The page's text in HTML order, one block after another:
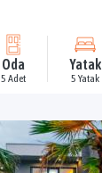
Oda
5 Adet
Yatak
5 Yatak